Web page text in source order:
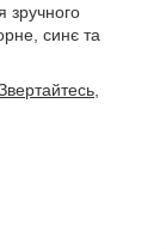
зручного
синє та